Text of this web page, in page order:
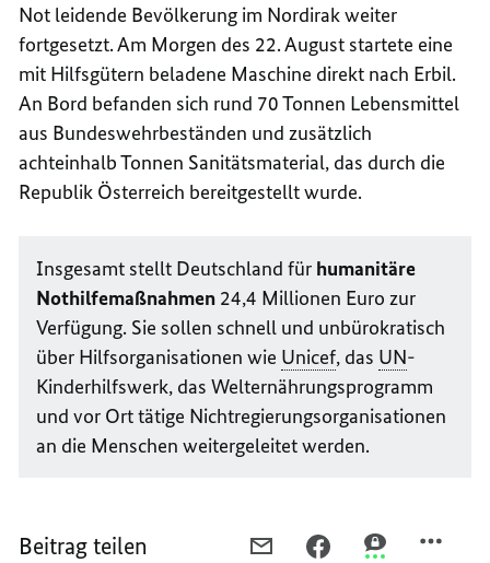
Not leidende Bevölkerung im Nordirak weiter
fortgesetzt. Am Morgen des 22. August startete eine
mit Hilfsgütern beladene Maschine direkt nach Erbil.
An Bord befanden sich rund 70 Tonnen Lebensmittel
aus Bundeswehrbeständen und zusätzlich
achteinhalb Tonnen Sanitätsmaterial, das durch die
Republik Österreich bereitgestellt wurde.
Insgesamt stellt Deutschland für humanitäre
Nothilfemaßnahmen 24,4 Millionen Euro zur
Verfügung. Sie sollen schnell und unbürokratisch
über Hilfsorganisationen wie Unicef, das UN-
Kinderhilfswerk, das Welternährungsprogramm
und vor Ort tätige Nichtregierungsorganisationen
an die Menschen weitergeleitet werden.
Beitrag teilen